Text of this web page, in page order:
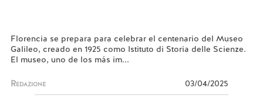
Florencia se prepara para celebrar el centenario del Museo
Galileo, creado en 1925 como Istituto di Storia delle Scienze.
El museo, uno de los más im...
Redazione 03/04/2025